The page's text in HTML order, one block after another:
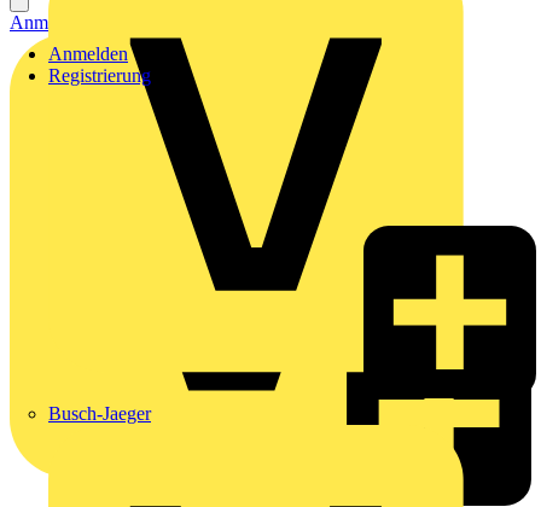
Busch-Jaeger
Anmelden
Registrierung
Anmelden